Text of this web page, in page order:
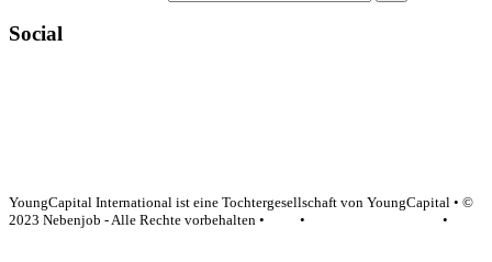
Social
YoungCapital International ist eine Tochtergesellschaft von YoungCapital • ©
2023 Nebenjob - Alle Rechte vorbehalten •
•
•